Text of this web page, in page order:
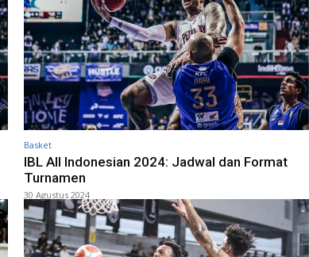
Basket
IBL All Indonesian 2024: Jadwal dan Format
Turnamen
30 Agustus 2024